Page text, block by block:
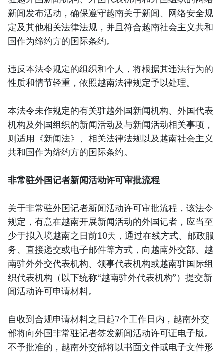
新闻发布活动，确保遵守越南关于新闻、网络安全规
定及其他相关法律法规，并且符合越南社会主义共和
国作为缔约方的国际条约。
违反本法令规定的组织和个人，将根据其违法行为的
性质和情节轻重，依照越南法律规定予以处理。
本法令未作规定的有关驻越外国新闻机构、外国代表
机构及外国组织的新闻活动及与新闻活动相关事项，
则适用《新闻法》、相关法律法规以及越南社会主义
共和国作为缔约方的国际条约。
非常驻外国记者新闻活动许可审批流程
关于非常驻外国记者新闻活动许可审批流程，该法令
规定，有意在越南开展新闻活动的外国记者，应当至
少于拟入境越南之日前10天，通过在线方式、邮政服
务、直接递交或电子邮件等方式，向越南外交部、越
南驻外外交代表机构、领事代表机构或越南驻国际组
织代表机构（以下统称“越南驻外代表机构”）提交新
闻活动许可申请材料。
自收到合规申请材料之日起7个工作日内，越南外交
部将向外国非常驻记者签发新闻活动许可证电子版。
不予批准的，越南外交部将以书面文件或电子文件形